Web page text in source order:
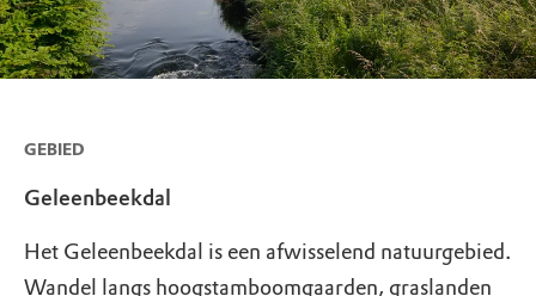
GEBIED
Geleenbeekdal
Het Geleenbeekdal is een afwisselend natuurgebied.
Wandel langs hoogstamboomgaarden, graslanden